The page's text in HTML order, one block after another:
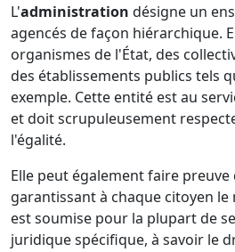
L'administration désigne un
agencés de façon hiérarchique.
organismes de l'État, des
des établissements publics tels
exemple. Cette entité est au
et doit scrupuleusement
l'égalité.
Elle peut également faire
garantissant à chaque citoyen
est soumise pour la plupart de
juridique spécifique, à savoir le